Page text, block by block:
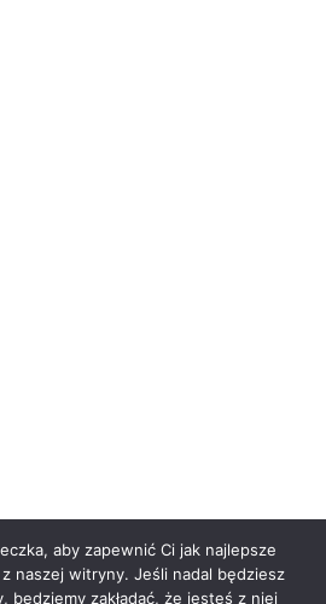
aby zapewnić Ci jak najlepsze
naszej witryny. Jeśli nadal będziesz
będziemy zakładać, że jesteś z niej